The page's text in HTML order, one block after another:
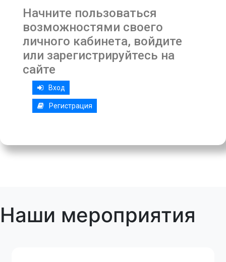
Начните пользоваться
возможностями своего
личного кабинета, войдите
или зарегистрируйтесь на
сайте
Вход
Регистрация
Наши мероприятия